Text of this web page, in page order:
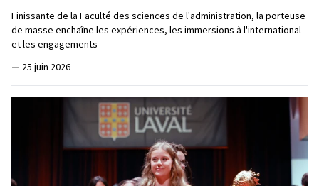
Finissante de la Faculté des sciences de l'administration, la porteuse
de masse enchaîne les expériences, les immersions à l'international
et les engagements
— 25 juin 2026